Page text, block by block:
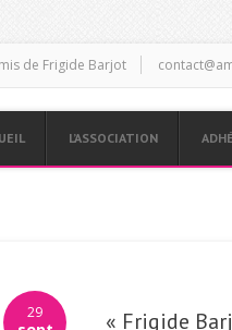
de Frigide Barjot
L’ASSOCIATION
29
« Frigide